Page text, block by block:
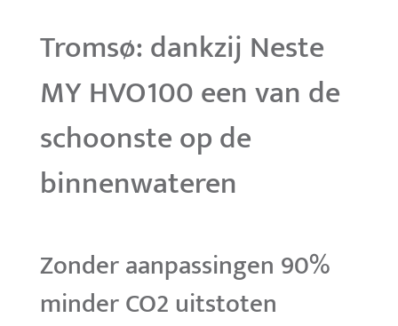
Tromsø: dankzij Neste
MY HVO100 een van de
schoonste op de
binnenwateren
Zonder aanpassingen 90%
minder CO2 uitstoten